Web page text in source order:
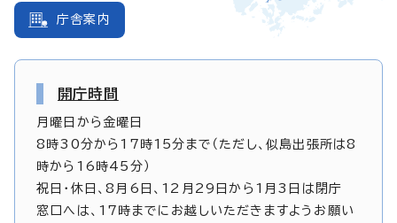
庁舎案内
開庁時間
月曜日から金曜日
8時30分から17時15分まで（ただし、似島出張所は8
時から16時45分）
祝日・休日、8月6日、12月29日から1月3日は閉庁
窓口へは、17時までにお越しいただきますようお願い